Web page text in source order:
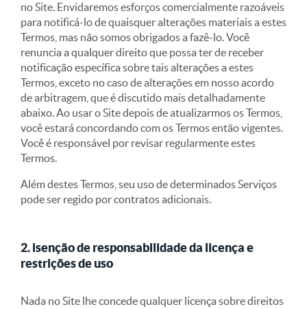
no Site. Envidaremos esforços comercialmente razoáveis
para notificá-lo de quaisquer alterações materiais a estes
Termos, mas não somos obrigados a fazê-lo. Você
renuncia a qualquer direito que possa ter de receber
notificação específica sobre tais alterações a estes
Termos, exceto no caso de alterações em nosso acordo
de arbitragem, que é discutido mais detalhadamente
abaixo. Ao usar o Site depois de atualizarmos os Termos,
você estará concordando com os Termos então vigentes.
Você é responsável por revisar regularmente estes
Termos.
Além destes Termos, seu uso de determinados Serviços
pode ser regido por contratos adicionais.
2. isenção de responsabilidade da licença e
restrições de uso
Nada no Site lhe concede qualquer licença sobre direitos